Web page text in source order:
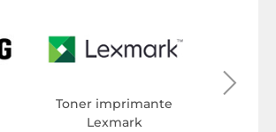
Toner imprimante
Lexmark